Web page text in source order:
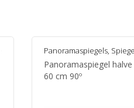
Panoramaspiegels,
Panoramaspiegel
60 cm 90º